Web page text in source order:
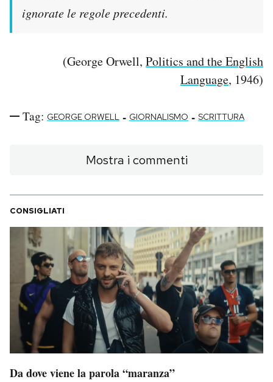
ignorate le regole precedenti.
(George Orwell, Politics and the English
Language, 1946)
Tag: GEORGE ORWELL - GIORNALISMO - SCRITTURA
Mostra i commenti
CONSIGLIATI
Da dove viene la parola “maranza”